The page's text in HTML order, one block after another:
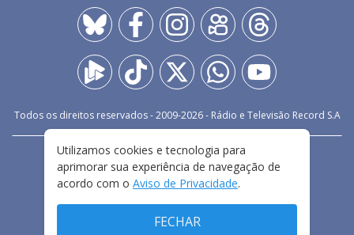
Todos os direitos reservados - 2009-2026- Rádio e Televisão Record S.A
FALE CONOSCO
PRIVACIDADE
TERMOS E CONDIÇÕES DE USO
Utilizamos cookies e tecnologia para
aprimorar sua experiência de navegação de
acordo com o Aviso de Privacidade.
FECHAR